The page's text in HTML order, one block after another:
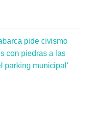
pide civismo
con piedras a las
parking municipal'